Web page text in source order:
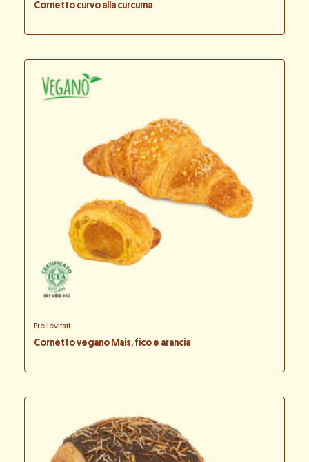
Cornetto curvo alla curcuma
Prelievitati
Cornetto vegano Mais, fico e arancia